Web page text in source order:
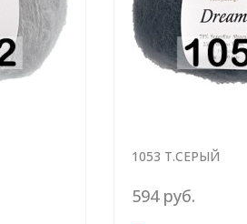
1053 Т.СЕРЫЙ
594 руб.